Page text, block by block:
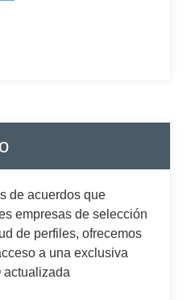
de acuerdos que
empresas de selección
de perfiles, ofrecemos
a una exclusiva
actualizada